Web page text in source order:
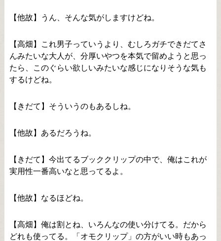
【他故】うん、そんな気がしますけどね。
【高畑】これ男子っていうより、むしろガチできだてさ
んみたいな大人が、分厚いやつを本気で留めようと思っ
たら、このぐらい欲しいみたいな感じになりそうな気も
するけどね。
【きだて】そういうのもあるしね。
【他故】あるだろうね。
【きだて】今出てるブッククリップの中で、俺はこれが
実用性一番高いなと思ってるよ。
【他故】なるほどね。
【高畑】俺は割とね、いろんなの使い分けてる。だから
どれも使ってる。「オモクリップ」の方がいい時もあっ